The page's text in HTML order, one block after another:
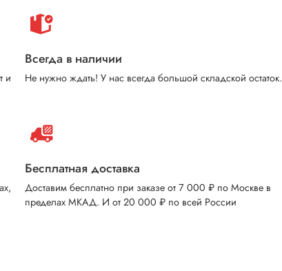
и
Всегда в наличии
Не нужно ждать! У нас всегда большой складской остаток.
Бесплатная доставка
Доставим бесплатно при заказе от 7 000 ₽ по Москве в
пределах МКАД. И от 20 000 ₽ по всей России